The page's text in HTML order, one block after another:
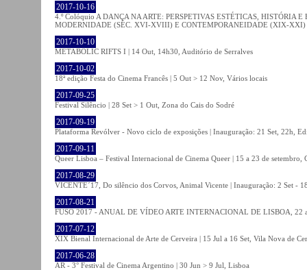
2017-10-16
4.º Colóquio A DANÇA NA ARTE: PERSPETIVAS ESTÉTICAS, HISTÓRIA
MODERNIDADE (SÉC. XVI-XVIII) E CONTEMPORANEIDADE (XIX-XXI)
2017-10-10
METABOLIC RIFTS I | 14 Out, 14h30, Auditório de Serralves
2017-10-02
18ª edição Festa do Cinema Francês | 5 Out > 12 Nov, Vários locais
2017-09-25
Festival Silêncio | 28 Set > 1 Out, Zona do Cais do Sodré
2017-09-19
Plataforma Revólver - Novo ciclo de exposições | Inauguração: 21 Set, 22h,
2017-09-11
Queer Lisboa – Festival Internacional de Cinema Queer | 15 a 23 de setembro,
2017-08-29
VICENTE´17, Do silêncio dos Corvos, Animal Vicente | Inauguração: 2 Set -
2017-08-21
FUSO 2017 - ANUAL DE VÍDEO ARTE INTERNACIONAL DE LISBOA, 22
2017-07-12
XIX Bienal Internacional de Arte de Cerveira | 15 Jul a 16 Set, Vila Nova de
2017-06-28
AR - 3° Festival de Cinema Argentino | 30 Jun > 9 Jul, Lisboa